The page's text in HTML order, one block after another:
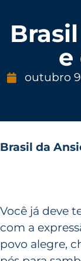
e
outubro
Brasil da
Você já deve
com a
povo alegre,